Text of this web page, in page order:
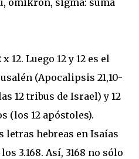
12. Luego 12 y 12 es el
(Apocalipsis 21,10-
12 tribus de Israel) y 12
(los 12 apóstoles).
letras hebreas en Isaías
3.168. Así, 3168 no sólo